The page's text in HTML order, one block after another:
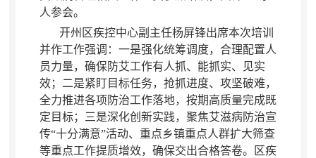
人参会。
开州区疾控中心副主任杨屏锋出席本次培训
并作工作强调：一是强化统筹调度， 合理配置人
员力量，确保防艾工作有人抓、能抓实、见实
效； 二是紧盯目标任务，抢抓进度、攻坚破难，
全力推进各项防治工作落地，按期高质量完成既
定目标；
三是深化创新实践，聚焦艾滋病防治宣
传“十分满意”活动、重点乡镇重点人群扩大筛查
等重点工作提质增效， 确保交出合格答卷。区疾